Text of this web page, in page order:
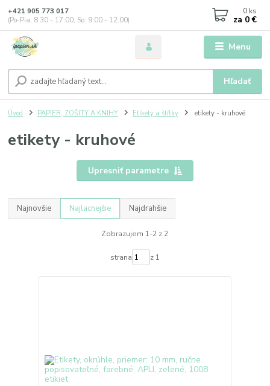
Menu
Hľadať
+421 905 773 017
(Po-Pia, 8:30 - 17:00, So: 9:00 - 12:00)
0 ks
za 0 €
Úvod PAPIER, ZOŠITY A KNIHY Etikety a štítky etikety - kruhové
etikety - kruhové
Upresniť parametre
Najnovšie Najlacnejšie Najdrahšie
Zobrazujem 1-2 z 2
strana z 1